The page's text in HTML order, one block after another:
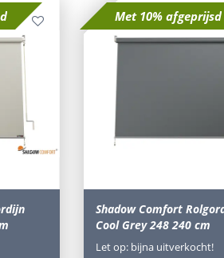
Met 10% afgeprijsd
Shadow Comfort
Cool Grey 248 240 cm
Let op: bijna uitverkocht!